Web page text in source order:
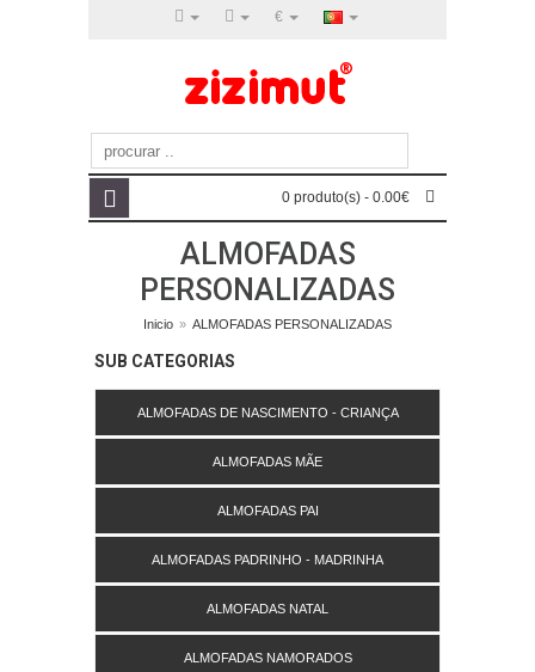
€
0 produto(s) - 0.00€
ALMOFADAS
PERSONALIZADAS
Inicio » ALMOFADAS PERSONALIZADAS
SUB CATEGORIAS
ALMOFADAS DE NASCIMENTO - CRIANÇA
ALMOFADAS MÃE
ALMOFADAS PAI
ALMOFADAS PADRINHO - MADRINHA
ALMOFADAS NATAL
ALMOFADAS NAMORADOS